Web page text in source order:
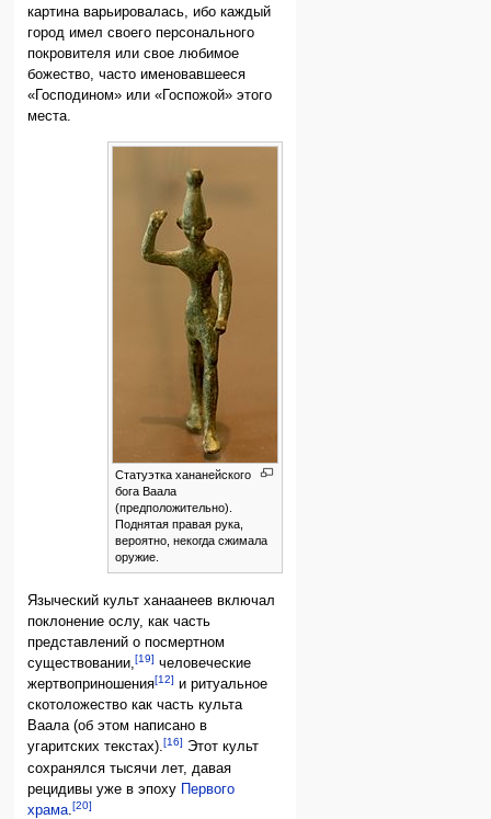
картина варьировалась, ибо каждый
город имел своего персонального
покровителя или свое любимое
божество, часто именовавшееся
«Господином» или «Госпожой» этого
места.
Статуэтка хананейского
бога Ваала
(предположительно).
Поднятая правая рука,
вероятно, некогда сжимала
оружие.
Языческий культ ханаанеев включал
поклонение ослу, как часть
представлений о посмертном
существовании,[19] человеческие
жертвоприношения[12] и ритуальное
скотоложество как часть культа
Ваала (об этом написано в
угаритских текстах).[16] Этот культ
сохранялся тысячи лет, давая
рецидивы уже в эпоху Первого
храма.[20]